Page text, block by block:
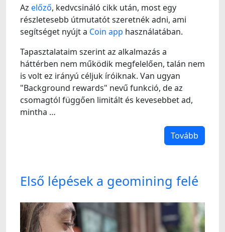
Az előző, kedvcsináló cikk után, most egy
részletesebb útmutatót szeretnék adni, ami
segítséget nyújt a Coin app használatában.
Tapasztalataim szerint az alkalmazás a
háttérben nem működik megfelelően, talán nem
is volt ez irányú céljuk íróiknak. Van ugyan
"Background rewards" nevű funkció, de az
csomagtól függően limitált és kevesebbet ad,
mintha …
Tovább
Első lépések a geomining felé